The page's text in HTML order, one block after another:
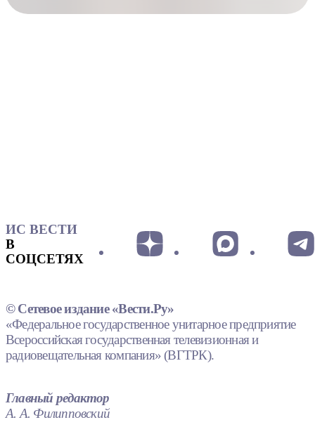
ИС ВЕСТИ
В
СОЦСЕТЯХ
© Сетевое издание «Вести.Ру»
«Федеральное государственное унитарное предприятие
Всероссийская государственная телевизионная и
радиовещательная компания» (ВГТРК).
Главный редактор
А. А. Филипповский